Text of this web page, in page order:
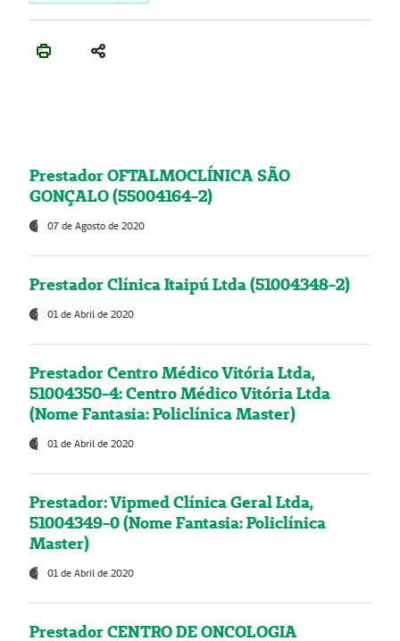
Prestador OFTALMOCLÍNICA SÃO
GONÇALO (55004164-2)
07 de Agosto de 2020
Prestador Clínica Itaipú Ltda (51004348-2)
01 de Abril de 2020
Prestador Centro Médico Vitória Ltda,
51004350-4: Centro Médico Vitória Ltda
(Nome Fantasia: Policlínica Master)
01 de Abril de 2020
Prestador: Vipmed Clínica Geral Ltda,
51004349-0 (Nome Fantasia: Policlínica
Master)
01 de Abril de 2020
Prestador CENTRO DE ONCOLOGIA